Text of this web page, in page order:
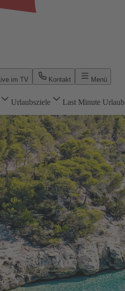
Live im TV Kontakt Menü
Urlaubsziele Last Minute Urlaub